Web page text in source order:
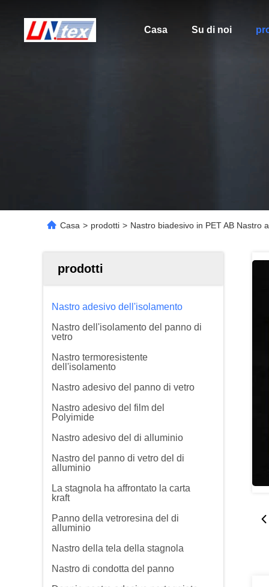
Casa Su di noi
Casa > prodotti > Nastro biadesivo in PET AB Nastro
prodotti
Nastro adesivo dell'isolamento
Nastro dell'isolamento del panno di
vetro
Nastro termoresistente
dell'isolamento
Nastro adesivo del panno di vetro
Nastro adesivo del film del
Polyimide
Nastro adesivo del di alluminio
Nastro del panno di vetro del di
alluminio
La stagnola ha affrontato la carta
kraft
Panno della vetroresina del di
alluminio
Nastro della tela della stagnola
Nastro di condotta del panno